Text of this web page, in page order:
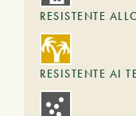
RESISTENTE
RESISTENTE AI